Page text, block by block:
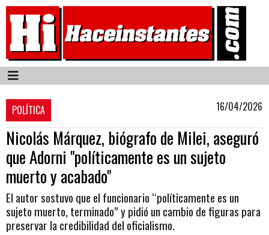
POLÍTICA 16/04/2026
Nicolás Márquez, biógrafo de Milei, aseguró
que Adorni "políticamente es un sujeto
muerto y acabado"
El autor sostuvo que el funcionario “políticamente es un
sujeto muerto, terminado” y pidió un cambio de figuras para
preservar la credibilidad del oficialismo.